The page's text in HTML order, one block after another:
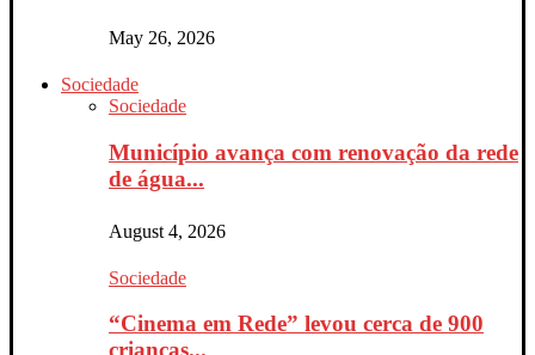
May 26, 2026
Sociedade
Sociedade
Município avança com renovação da rede
de água...
August 4, 2026
Sociedade
“Cinema em Rede” levou cerca de 900